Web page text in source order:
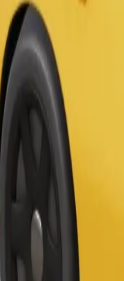
etibarlı gedişlər.
daha böyükölçülü avtomobillər